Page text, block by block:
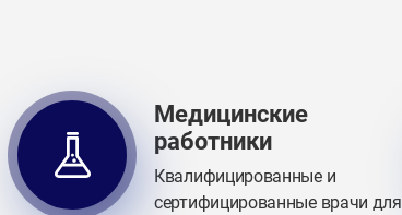
Медицинские
работники
Квалифицированные и
сертифицированные врачи для